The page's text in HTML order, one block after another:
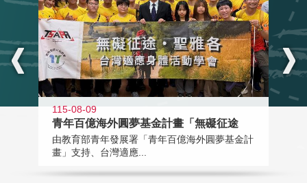
115-08-09
青年百億海外圓夢基金計畫「無礙征途
由教育部青年發展署「青年百億海外圓夢基金計
畫」支持、台灣適應...